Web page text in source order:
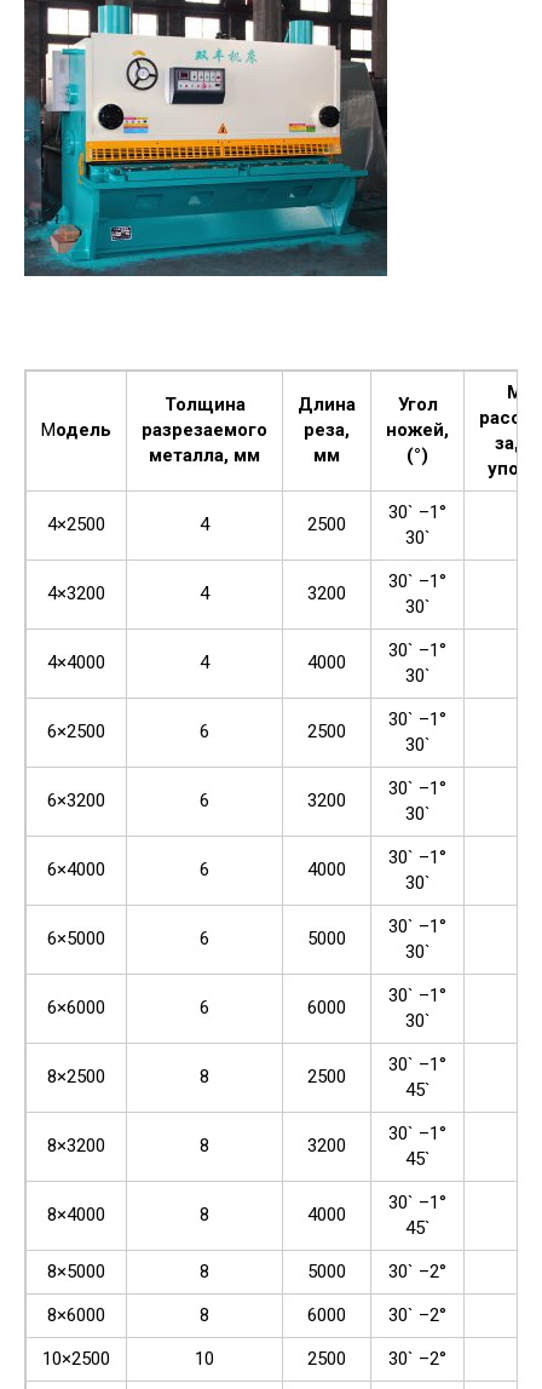
Модель
Толщина
разрезаемого
металла, мм
Длина
реза,
мм
Угол
ножей,
(°)
4×2500 4 2500
30` –1°
30`
4×3200 4 3200
30` –1°
30`
4×4000 4 4000
30` –1°
30`
6×2500 6 2500
30` –1°
30`
6×3200 6 3200
30` –1°
30`
6×4000 6 4000
30` –1°
30`
6×5000 6 5000
30` –1°
30`
6×6000 6 6000
30` –1°
30`
8×2500 8 2500
30` –1°
45`
8×3200 8 3200
30` –1°
45`
8×4000 8 4000
30` –1°
45`
8×5000 8 5000 30` –2°
8×6000
8 6000 30` –2°
10×2500
10 2500 30` –2°